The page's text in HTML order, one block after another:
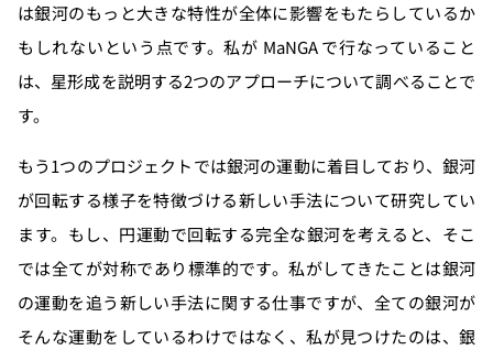
は銀河のもっと大きな特性が全体に影響をもたらしているか
もしれないという点です。私が MaNGA で行なっていること
は、星形成を説明する2つのアプローチについて調べることで
す。
もう1つのプロジェクトでは銀河の運動に着目しており、銀河
が回転する様子を特徴づける新しい手法について研究してい
ます。もし、円運動で回転する完全な銀河を考えると、そこ
では全てが対称であり標準的です。私がしてきたことは銀河
の運動を追う新しい手法に関する仕事ですが、全ての銀河が
そんな運動をしているわけではなく、私が見つけたのは、銀